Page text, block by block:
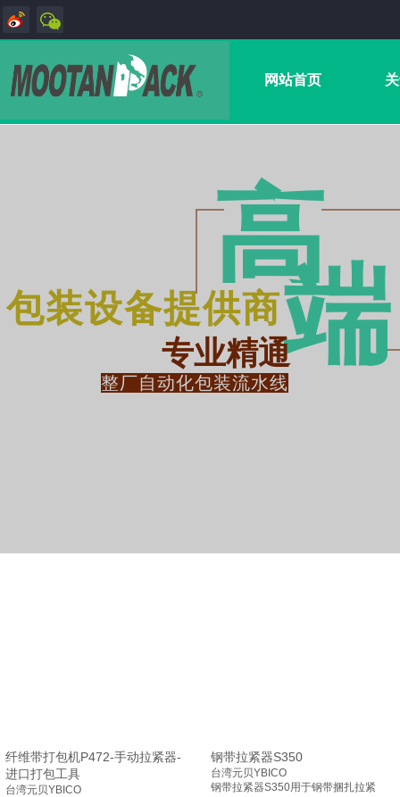
网站首页
专业精通
高
包装设备提供商端
整厂自动化包装流水线
纤维带打包机P472-手动拉紧器-
进口打包工具
台湾元贝YBICO
钢带拉紧器S350
台湾元贝YBICO
钢带拉紧器S350用于钢带捆扎拉紧